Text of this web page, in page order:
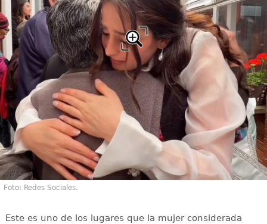
Foto: Redes Sociales.
Este es uno de los lugares que la mujer considerada